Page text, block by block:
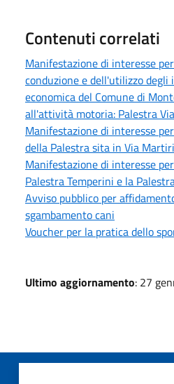
Contenuti correlati
Manifestazione di interesse
conduzione e dell'utilizzo
economica del Comune di
all'attività motoria: Palestra
Manifestazione di interesse
della Palestra sita in Via
Manifestazione di interesse
Palestra Temperini e la
Avviso pubblico per
sgambamento cani
Voucher per la pratica dello
Ultimo aggiornamento: 27